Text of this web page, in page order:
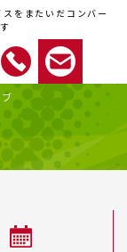
をまたいだコンバー